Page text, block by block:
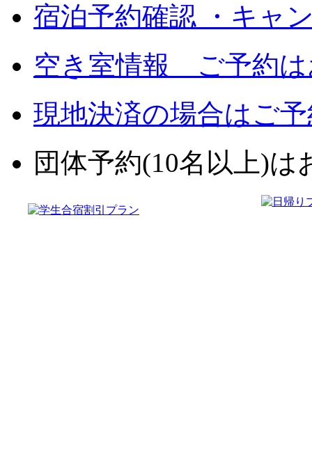
宿泊予約確認 ・キャ
空き室情報 ご予約は
現地決済の場合はご
団体予約(10名以上)は